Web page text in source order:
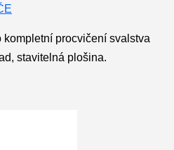
procvičení svalstva
stavitelná plošina.